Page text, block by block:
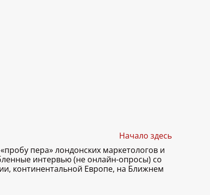
Начало здесь
пера» лондонских маркетологов и
интервью (не онлайн-опросы) со
континентальной Европе, на Ближнем